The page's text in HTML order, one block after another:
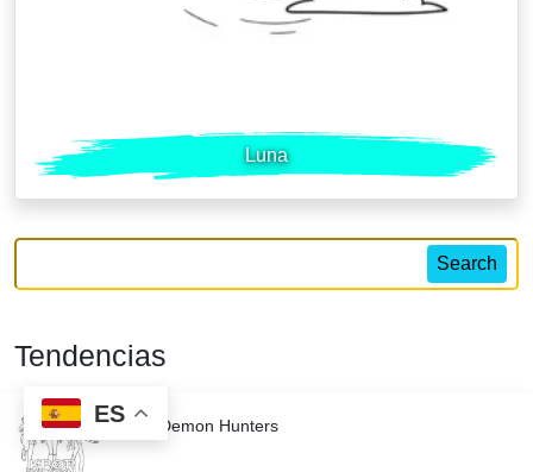
Luna
Search
Tendencias
KPop Demon Hunters
ES